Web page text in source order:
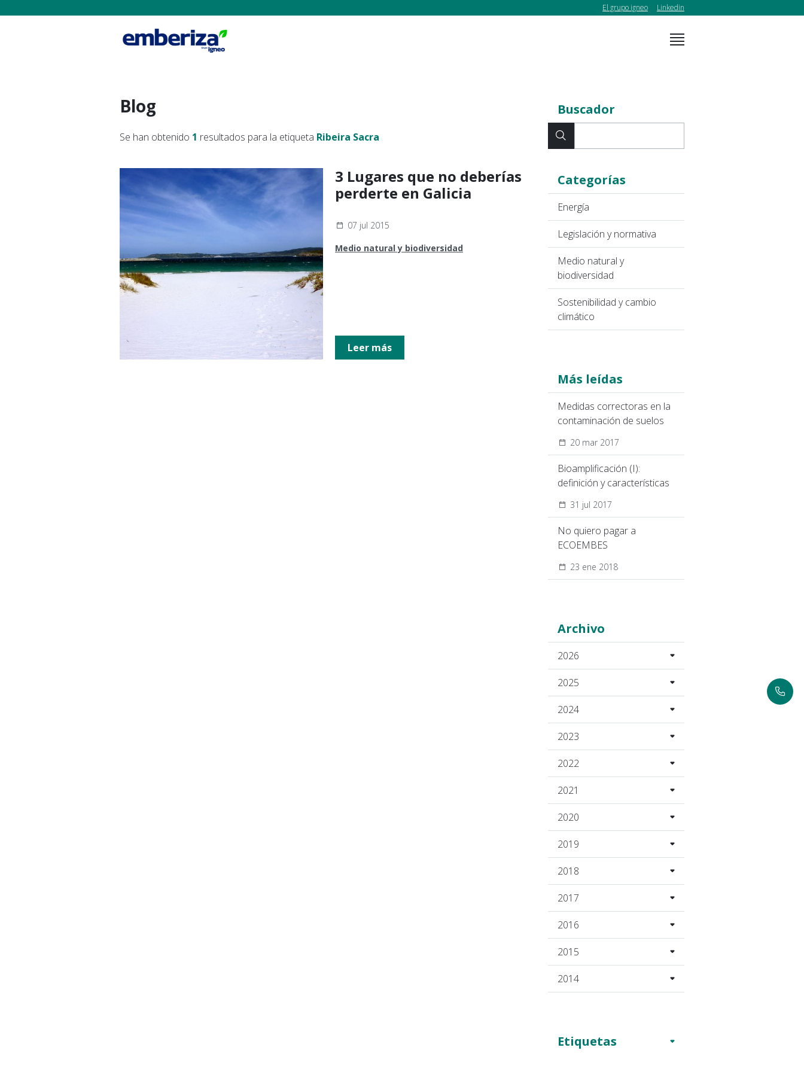
El grupo igneo Linkedin
Buscador
Categorías
Energía
Legislación y normativa
Medio natural y
biodiversidad
Sostenibilidad y cambio
climático
Más leídas
Medidas correctoras en la
contaminación de suelos
20 mar 2017
Bioamplificación (I):
definición y características
31 jul 2017
No quiero pagar a
ECOEMBES
23 ene 2018
Archivo
2026
2025
2024
2023
2022
2021
2020
2019
2018
2017
2016
2015
2014
Etiquetas
Blog
Se han obtenido 1 resultados para la etiqueta Ribeira Sacra
3 Lugares que no deberías
perderte en Galicia
07 jul 2015
Medio natural y biodiversidad
Leer más